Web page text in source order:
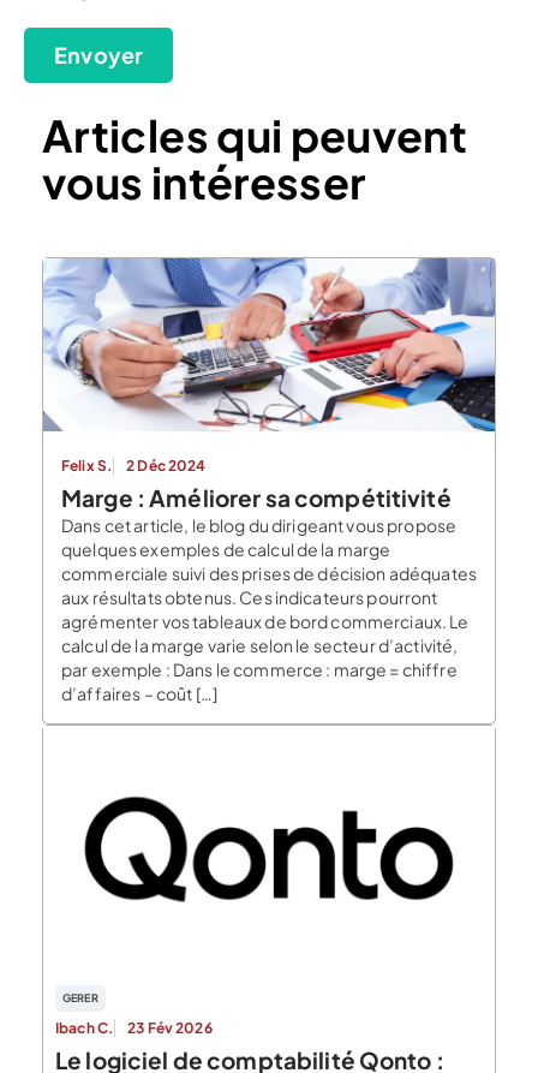
Envoyer
Articles qui peuvent
vous intéresser
Felix S. 2 Déc 2024
Marge : Améliorer sa compétitivité
Dans cet article, le blog du dirigeant vous propose
quelques exemples de calcul de la marge
commerciale suivi des prises de décision adéquates
aux résultats obtenus. Ces indicateurs pourront
agrémenter vos tableaux de bord commerciaux. Le
calcul de la marge varie selon le secteur d’activité,
par exemple : Dans le commerce : marge = chiffre
d’affaires – coût […]
GERER
Ibach C. 23 Fév 2026
Le logiciel de comptabilité Qonto :